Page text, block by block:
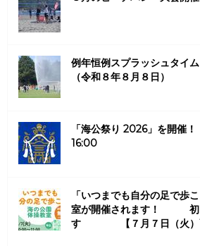
例年恒例スプラッシュタイ
（令和８年８月８日）
「海公祭り 2026」を開催
16:00
「いつまでも自分の足で歩
室が開催されます！ 初
す 【７月７日（火）